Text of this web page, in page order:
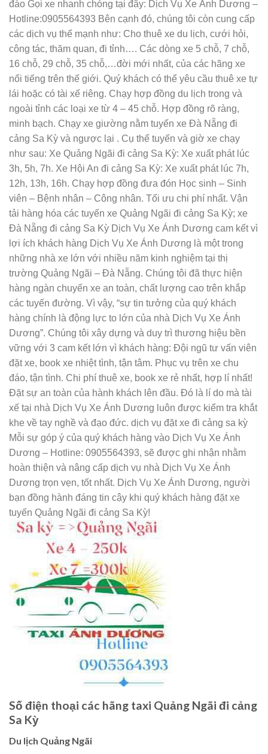
đáo Gọi xe nhanh chóng tại đây: Dịch Vụ Xe Ánh Dương –
Hotline:0905564393 Bên cạnh đó, chúng tôi còn cung cấp
các dịch vụ thế mạnh như: Cho thuê xe du lịch, cưới hỏi,
công tác, thăm quan, đi tỉnh…. Các dòng xe 5 chỗ, 7 chỗ,
16 chỗ, 29 chỗ, 35 chỗ,…đời mới nhất, của các hãng xe
nổi tiếng trên thế giới. Quý khách có thể yêu cầu thuê xe tự
lái hoặc có tài xế riêng. Chạy hợp đồng du lịch trong và
ngoài tỉnh các loại xe từ 4 – 45 chỗ. Hợp đồng rõ ràng,
minh bạch. Chạy xe giường nằm tuyến xe Đà Nẵng đi
cảng Sa Kỳ và ngược lại . Cụ thể tuyến và giờ xe chạy
như sau: Xe Quảng Ngãi đi cảng Sa Kỳ: Xe xuất phát lúc
3h, 5h, 7h. Xe Hội An đi cảng Sa Kỳ: Xe xuất phát lúc 7h,
12h, 13h, 16h. Chạy hợp đồng đưa đón Học sinh – Sinh
viên – Bệnh nhân – Công nhân. Tối ưu chi phí nhất. Vận
tải hàng hóa các tuyến xe Quảng Ngãi đi cảng Sa Kỳ; xe
Đà Nẵng đi cảng Sa Kỳ Dịch Vụ Xe Ánh Dương cam kết vì
lợi ích khách hàng Dịch Vụ Xe Ánh Dương là một trong
những nhà xe lớn với nhiều năm kinh nghiệm tại thị
trường Quảng Ngãi – Đà Nẵng. Chúng tôi đã thực hiện
hàng ngàn chuyến xe an toàn, chất lượng cao trên khắp
các tuyến đường. Vì vậy, “sự tin tưởng của quý khách
hàng chính là động lực to lớn của nhà Dịch Vụ Xe Ánh
Dương”. Chúng tôi xây dựng và duy trì thương hiệu bền
vững với 3 cam kết lớn vì khách hàng: Đội ngũ tư vấn viên
đặt xe, book xe nhiệt tình, tận tâm. Phục vụ trên xe chu
đáo, tận tình. Chi phí thuê xe, book xe rẻ nhất, hợp lí nhất!
Đặt sự an toàn của hành khách lên đầu. Đó là lí do mà tài
xế tại nhà Dịch Vụ Xe Ánh Dương luôn được kiểm tra khắt
khe về tay nghề và đạo đức. dịch vụ đặt xe đi cảng sa kỳ
Mỗi sự góp ý của quý khách hàng vào Dịch Vụ Xe Ánh
Dương – Hotline: 0905564393, sẽ được ghi nhận nhằm
hoàn thiện và nâng cấp dịch vụ nhà Dịch Vụ Xe Ánh
Dương trọn vẹn, tốt nhất. Dịch Vụ Xe Ánh Dương, người
bạn đồng hành đáng tin cậy khi quý khách hàng đặt xe
tuyến Quảng Ngãi đi cảng Sa Kỳ!
Số điện thoại các hãng taxi Quảng Ngãi đi cảng
Sa Kỳ
Du lịch Quảng Ngãi